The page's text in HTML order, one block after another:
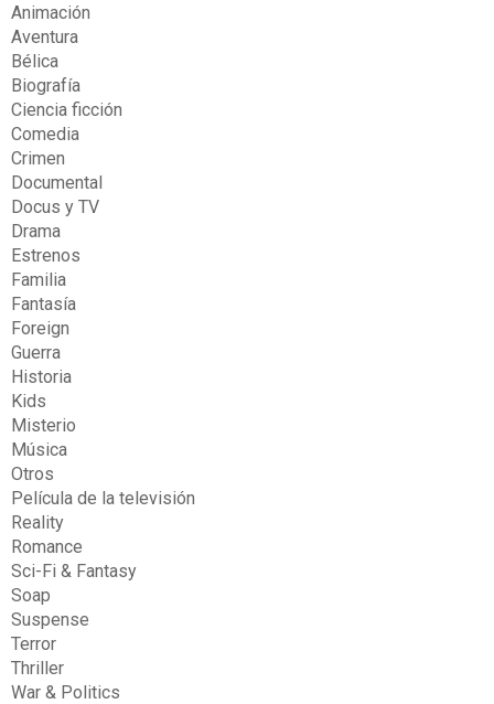
Animación
Aventura
Bélica
Biografía
Ciencia ficción
Comedia
Crimen
Documental
Docus y TV
Drama
Estrenos
Familia
Fantasía
Foreign
Guerra
Historia
Kids
Misterio
Música
Otros
Película de la televisión
Reality
Romance
Sci-Fi & Fantasy
Soap
Suspense
Terror
Thriller
War & Politics